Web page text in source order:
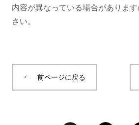
内容が異なっている場合がありま
さい。
前ページに戻る